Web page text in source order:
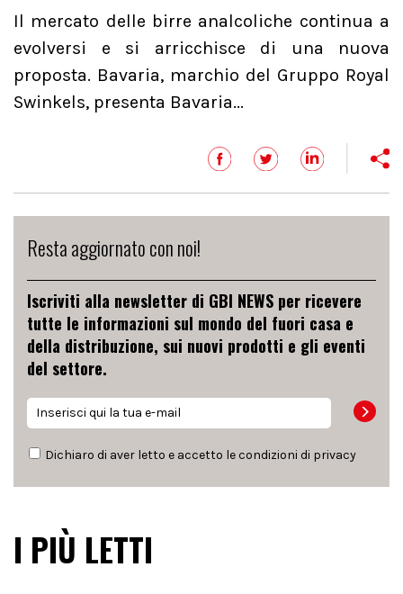
Il mercato delle birre analcoliche continua a
evolversi e si arricchisce di una nuova
proposta. Bavaria, marchio del Gruppo Royal
Swinkels, presenta Bavaria...
Resta aggiornato con noi!
Iscriviti alla newsletter di GBI NEWS per ricevere
tutte le informazioni sul mondo del fuori casa e
della distribuzione, sui nuovi prodotti e gli eventi
del settore.
Dichiaro di aver letto e accetto le condizioni di privacy
I PIÙ LETTI